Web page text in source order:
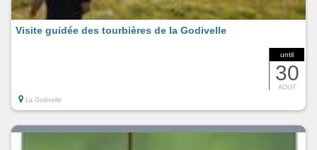
until
30
AOUT
Visite guidée des tourbières de la Godivelle
La Godivelle